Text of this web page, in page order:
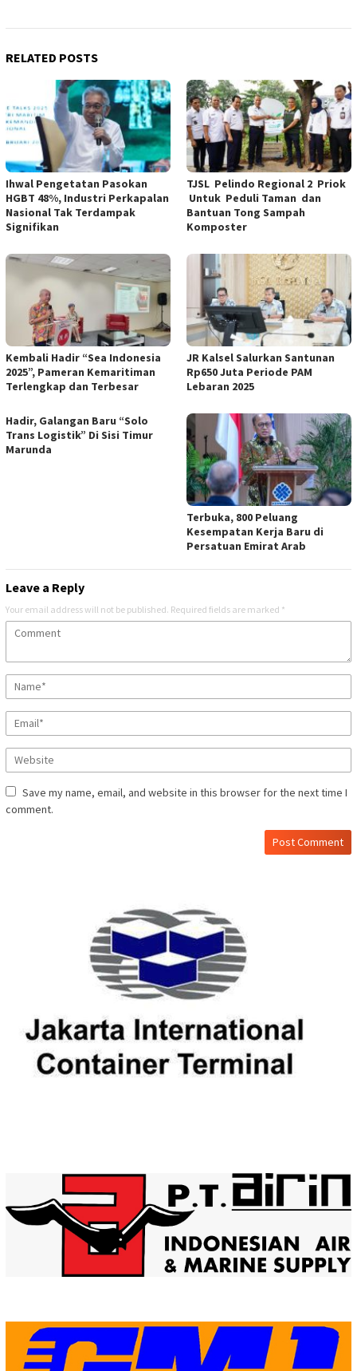
RELATED POSTS
Ihwal Pengetatan Pasokan
HGBT 48%, Industri Perkapalan
Nasional Tak Terdampak
Signifikan
TJSL Pelindo Regional 2 Priok
Untuk Peduli Taman dan
Bantuan Tong Sampah
Komposter
Kembali Hadir “Sea Indonesia
2025”, Pameran Kemaritiman
Terlengkap dan Terbesar
JR Kalsel Salurkan Santunan
Rp650 Juta Periode PAM
Lebaran 2025
Hadir, Galangan Baru “Solo
Trans Logistik” Di Sisi Timur
Marunda
Terbuka, 800 Peluang
Kesempatan Kerja Baru di
Persatuan Emirat Arab
Leave a Reply
Your email address will not be published. Required fields are marked *
Save my name, email, and website in this browser for the next time I
comment.